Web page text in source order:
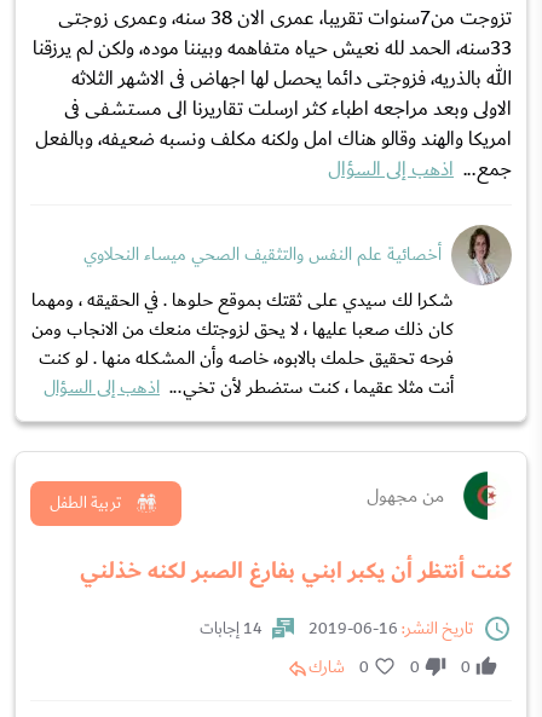
تزوجت من7سنوات تقريبا، عمرى الان 38 سنه، وعمرى زوجتى
33سنه، الحمد لله نعيش حياه متفاهمه وبيننا موده، ولكن لم يرزقنا
الله بالذريه، فزوجتى دائما يحصل لها اجهاض فى الاشهر الثلاثه
الاولى وبعد مراجعه اطباء كثر ارسلت تقاريرنا الى مستشفى فى
امريكا والهند وقالو هناك امل ولكنه مكلف ونسبه ضعيفه، وبالفعل
جمع... اذهب إلى السؤال
أخصائية علم النفس والتثقيف الصحي ميساء النحلاوي
شكرا لك سيدي على ثقتك بموقع حلوها . في الحقيقه ، ومهما
كان ذلك صعبا عليها ، لا يحق لزوجتك منعك من الانجاب ومن
فرحه تحقيق حلمك بالابوه، خاصه وأن المشكله منها . لو كنت
أنت مثلا عقيما ، كنت ستضطر لأن تخي... اذهب إلى السؤال
من مجهول
كنت أنتظر أن يكبر ابني بفارغ الصبر لكنه خذلني
تربية الطفل
تاريخ النشر:
14 إجابات
0
0
0 شارك